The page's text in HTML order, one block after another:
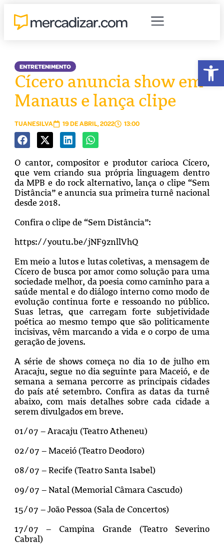
ENTRETENIMENTO
Cícero anuncia show em
Manaus e lança clipe
TUANESILVA 19 DE ABRIL, 2022 13:00
O cantor, compositor e produtor carioca Cícero,
que vem criando sua própria linguagem dentro
da MPB e do rock alternativo, lança o clipe “Sem
Distância” e anuncia sua primeira turnê nacional
desde 2018.
Confira o clipe de “Sem Distância”:
https://youtu.be/jNF9znllVhQ
Em meio a lutos e lutas coletivas, a mensagem de
Cícero de busca por amor como solução para uma
sociedade melhor, da poesia como caminho para a
saúde mental e do diálogo interno como modo de
evolução continua forte e ressoando no público.
Suas letras, que carregam forte subjetividade
poética ao mesmo tempo que são politicamente
incisivas, vêm marcando a vida e o corpo de uma
geração de jovens.
A série de shows começa no dia 1o de julho em
Aracaju, segue no dia seguinte para Maceió, e de
semana a semana percorre as principais cidades
do país até setembro. Confira as datas da turnê
abaixo, com mais detalhes sobre cada cidade a
serem divulgados em breve.
01/07 – Aracaju (Teatro Atheneu)
02/07 – Maceió (Teatro Deodoro)
08/07 – Recife (Teatro Santa Isabel)
09/07 – Natal (Memorial Câmara Cascudo)
15/07 – João Pessoa (Sala de Concertos)
17/07 – Campina Grande (Teatro Severino
Cabral)